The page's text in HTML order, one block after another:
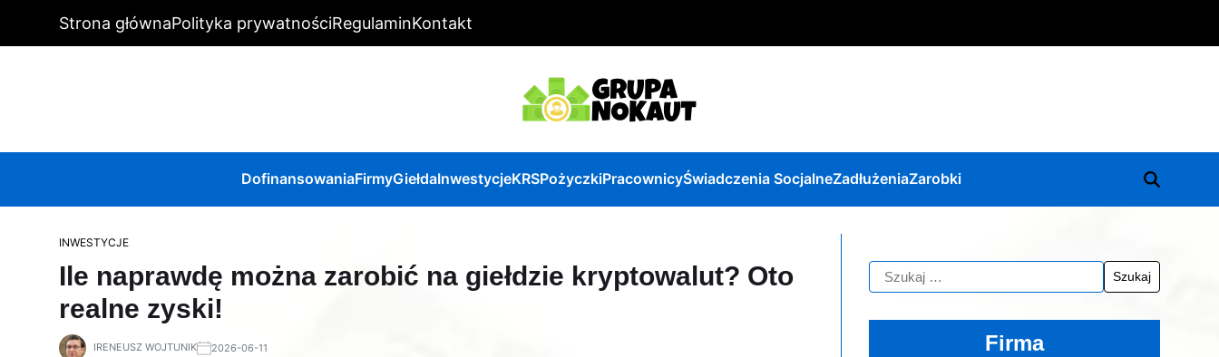
Strona głównaPolityka prywatnościRegulaminKontakt
DofinansowaniaFirmyGiełdaInwestycjeKRSPożyczkiPracownicyŚwiadczenia SocjalneZadłużeniaZarobki
INWESTYCJE
Ile naprawdę można zarobić na giełdzie kryptowalut? Oto
realne zyski!
IRENEUSZ WOJTUNIK 2026-06-11 Firma